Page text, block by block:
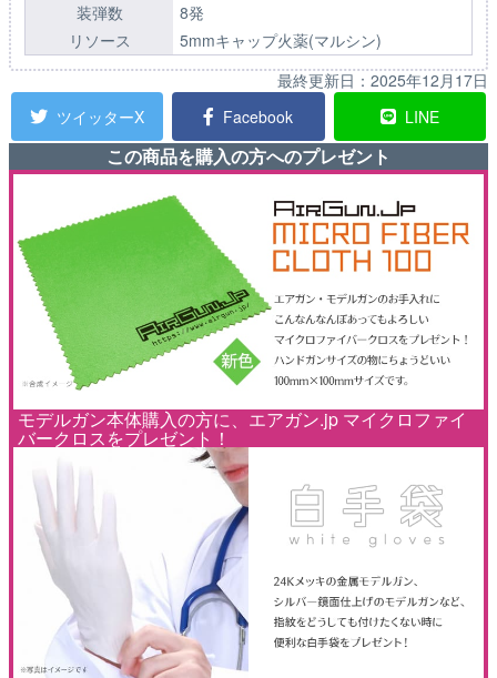
装弾数
8発
リソース
5mmキャップ火薬(マルシン)
最終更新日： 2025年12月17日
ツイッターX
Facebook LINE
この商品を購入の方へのプレゼント
モデルガン本体購入の方に、エアガン.jp マイクロファイ
バークロスをプレゼント！